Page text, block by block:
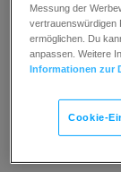
Messung der
vertrauenswürdigen
ermöglichen. Du
anpassen. Weitere
Informationen zur
Cookie-